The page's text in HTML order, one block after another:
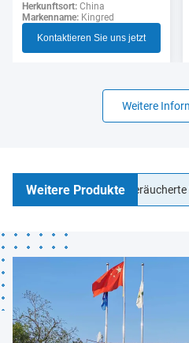
Polyamid Wurst Gehäuse
Lebensmittelqualität
Herkunftsort: China
Markenname: Kingred
Kontaktieren Sie uns jetzt
Weitere
Weitere Produkte
Wurstgehäuse für geräucherte Wurst